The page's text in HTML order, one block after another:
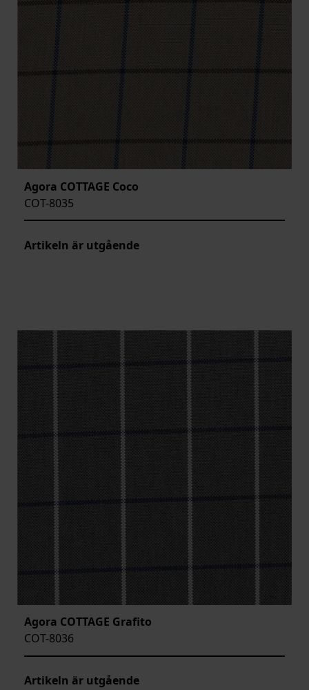
Agora COTTAGE Coco
COT-8035
Artikeln är utgående
Agora COTTAGE Grafito
COT-8036
Artikeln är utgående